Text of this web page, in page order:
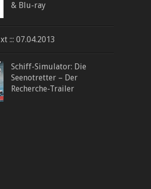
& Blu-ray
::: 07.04.2013
Schiff-Simulator: Die
Seenotretter – Der
Recherche-Trailer